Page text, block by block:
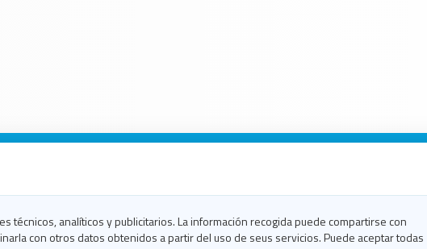
técnicos, analíticos y publicitarios. La información recogida puede compartirse con
con otros datos obtenidos a partir del uso de seus servicios. Puede aceptar todas